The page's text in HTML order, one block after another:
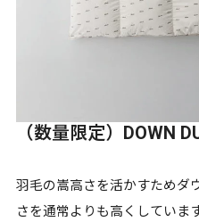
（数量限定）DOWN
羽毛の嵩高さを活かすためダ
さを通常よりも高くしています